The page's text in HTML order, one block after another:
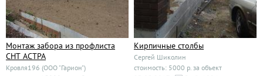
Монтаж забора из профлиста
СНТ АСТРА
Кровля196 (ООО "Гарион")
Кирпичные столбы
Сергей Шиколин
стоимость: 5000 р. за объект